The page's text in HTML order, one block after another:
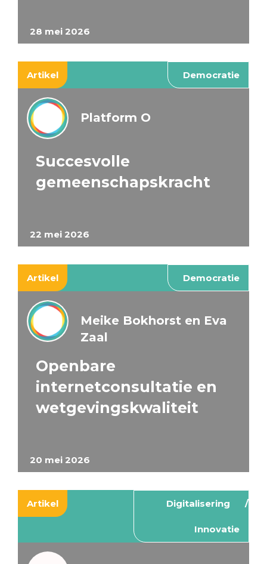
28 mei 2026
Artikel Democratie
22 mei 2026
Platform O
Succesvolle
gemeenschapskracht
Artikel Democratie
20 mei 2026
Meike Bokhorst en Eva
Zaal
Openbare
internetconsultatie en
wetgevingskwaliteit
Artikel Digitalisering
Innovatie